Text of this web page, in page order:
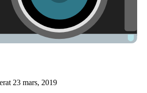
23 mars, 2019